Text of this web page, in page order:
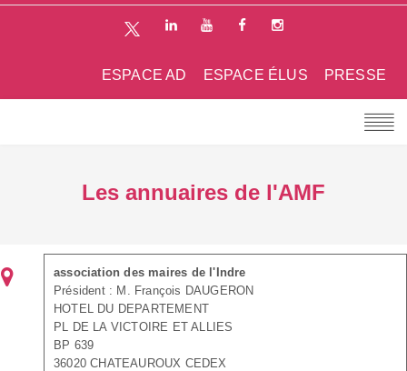
PRESSE
ESPACE ÉLUS
ESPACE AD
Les annuaires de l'AMF
association des maires de l'Indre
Président : M. François DAUGERON
HOTEL DU DEPARTEMENT
PL DE LA VICTOIRE ET ALLIES
BP 639
36020 CHATEAUROUX CEDEX